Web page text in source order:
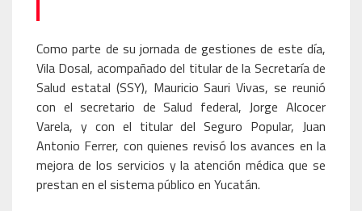
Como parte de su jornada de gestiones de este día,
Vila Dosal, acompañado del titular de la Secretaría de
Salud estatal (SSY), Mauricio Sauri Vivas, se reunió
con el secretario de Salud federal, Jorge Alcocer
Varela, y con el titular del Seguro Popular, Juan
Antonio Ferrer, con quienes revisó los avances en la
mejora de los servicios y la atención médica que se
prestan en el sistema público en Yucatán.